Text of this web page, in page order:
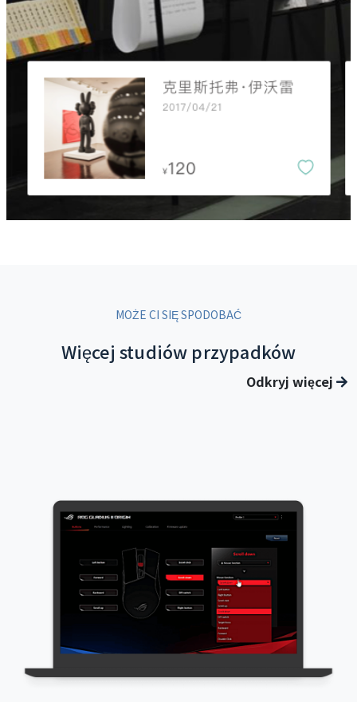
MOŻE CI SIĘ SPODOBAĆ
Więcej studiów przypadków
Odkryj więcej